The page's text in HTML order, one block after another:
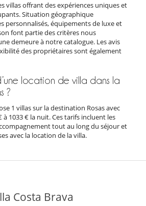
villas offrant des expériences uniques et
Situation géographique
personnalisés, équipements de luxe et
font partie des critères nous
demeure à notre catalogue. Les avis
des propriétaires sont également
location de villa dans la
?
1 villas sur la destination Rosas avec
à 1033 € la nuit. Ces tarifs incluent les
tout au long du séjour et
avec la location de la villa.
Costa Brava